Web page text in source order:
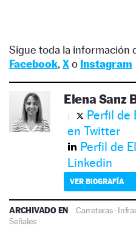
Sigue toda la información
Facebook, Xo Instagram
Elena Sanz
Perfil de
en Twitter
Perfil de
Linkedin
VER BIOGRAFÍA
ARCHIVADO EN Carreteras·
Señales